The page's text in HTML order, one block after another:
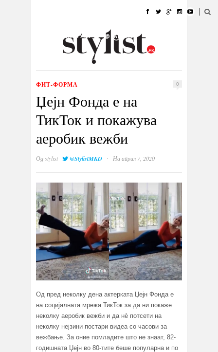
УБАВИНА
КУЛТУРА @РАБОТА
ИЗЛОГ
ФИТ-ФОРМА 0
Џејн Фонда е на
ТикТок и покажува
аеробик вежби
Одstylist @StylistMKD · На април 7, 2020
Од пред неколку дена актерката Џејн Фонда е
на социјалната мрежа ТикТок за да ни покаже
неколку аеробик вежби и да нè потсети на
неколку нејзини постари видеа со часови за
вежбање. За оние помладите што не знаат, 82-
годишната Џејн во 80-тите беше популарна и по